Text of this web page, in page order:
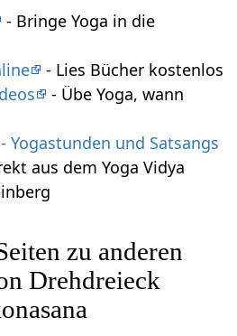
- Bringe Yoga in die
- Lies Bücher kostenlos
- Übe Yoga, wann
Yogastunden und Satsangs
aus dem Yoga Vidya
zu anderen
Drehdreieck